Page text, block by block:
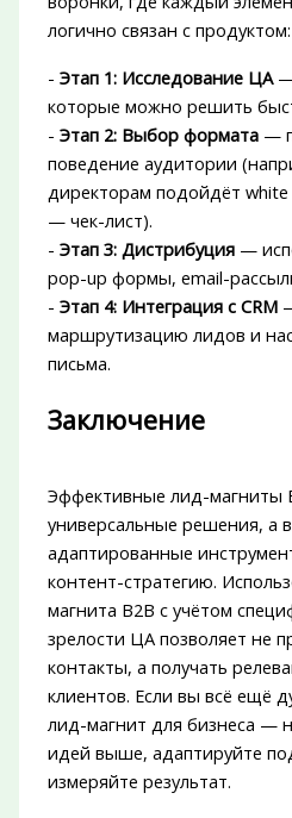
логично связан с продуктом:
- Этап 1: Исследование ЦА—
которые можно решить
- Этап 2: Выбор формата—
поведение аудитории
директорам подойдёт
— чек-лист).
- Этап 3: Дистрибуция—
pop-up формы, email-
- Этап 4: Интеграция с CRM
маршрутизацию лидов и
письма.
Заключение
Эффективные лид-магниты
универсальные решения, а
адаптированные
контент-стратегию.
магнита B2B с учётом
зрелости ЦА позволяет не
контакты, а получать
клиентов. Если вы всё ещё
лид-магнит для бизнеса —
идей выше, адаптируйте
измеряйте результат.